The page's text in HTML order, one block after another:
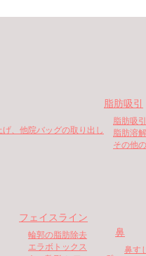
、他院バッグの取り出し
脂肪吸引
脂肪吸引
脂肪溶
その他
フェイスライン
輪郭の脂肪除去
エラボトックス
鼻
鼻す